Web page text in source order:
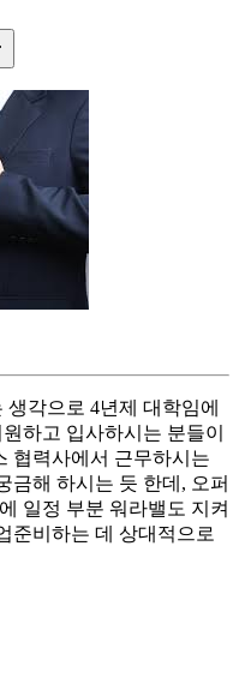
각으로 4년제 대학임에
하고 입사하시는 분들이
협력사에서 근무하시는
금해 하시는 듯 한데, 오퍼
일정 부분 워라밸도 지켜
준비하는 데 상대적으로